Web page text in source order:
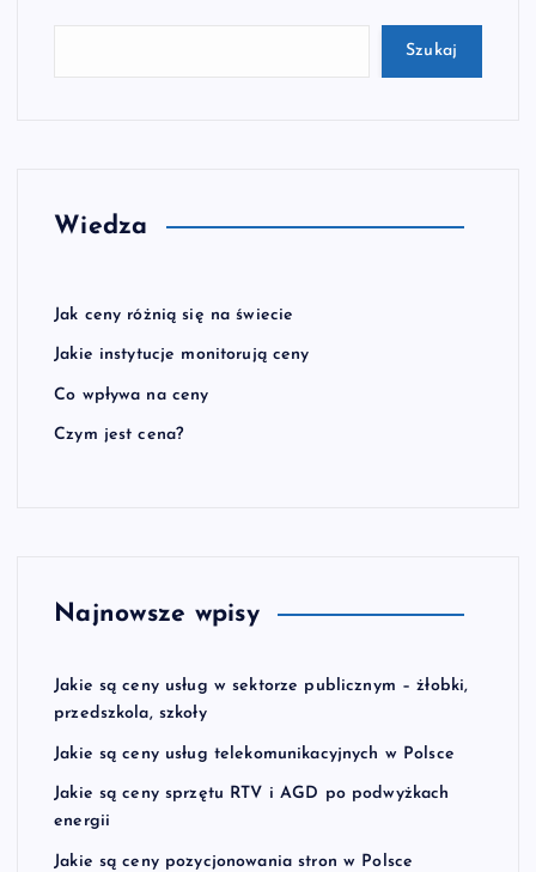
Szukaj
Wiedza
Jak ceny różnią się na świecie
Jakie instytucje monitorują ceny
Co wpływa na ceny
Czym jest cena?
Najnowsze wpisy
Jakie są ceny usług w sektorze publicznym – żłobki,
przedszkola, szkoły
Jakie są ceny usług telekomunikacyjnych w Polsce
Jakie są ceny sprzętu RTV i AGD po podwyżkach
energii
Jakie są ceny pozycjonowania stron w Polsce